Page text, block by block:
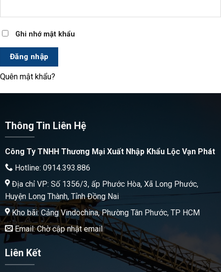
Ghi nhớ mật khẩu
Đăng nhập
Quên mật khẩu?
Thông Tin Liên Hệ
Công Ty TNHH Thương Mại Xuất Nhập Khẩu Lộc Vạn Phát
Hotline: 0914.393.886
Địa chỉ VP: Số 1356/3, ấp Phước Hòa, Xã Long Phước,
Huyện Long Thành, Tỉnh Đồng Nai
Kho bãi: Cảng Vindochina, Phường Tân Phước, TP HCM
Email: Chờ cập nhật email
Liên Kết